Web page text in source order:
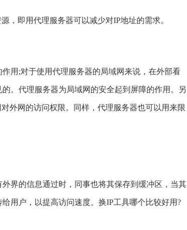
即用代理服务器可以减少对IP地址的需求。
;对于使用代理服务器的局域网来说，在外部看
。代理服务器为局域网的安全起到屏障的作用。另
外网的访问权限。同样，代理服务器也可以用来限
的信息通过时，同事也将其保存到缓冲区，当其
用户，以提高访问速度。换IP工具哪个比较好用?